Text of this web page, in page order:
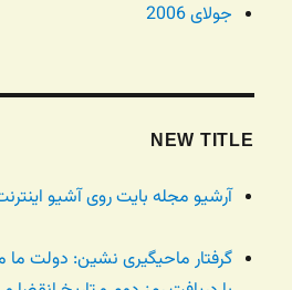
جولای 2006
NEW TITLE
آرشیو مجله بایت روی آشیو اینترنت -
گرفتار ماحیگیری نشین: دولت ما